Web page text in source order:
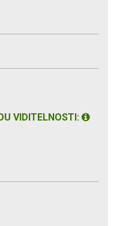
VIDITELNOSTI: